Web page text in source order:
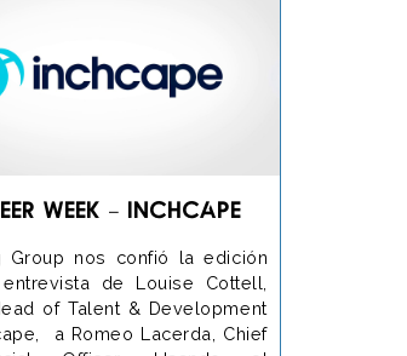
Week – Inchcape
Group nos confió la edición
de Louise Cottell,
of Talent & Development
a Romeo Lacerda, Chief